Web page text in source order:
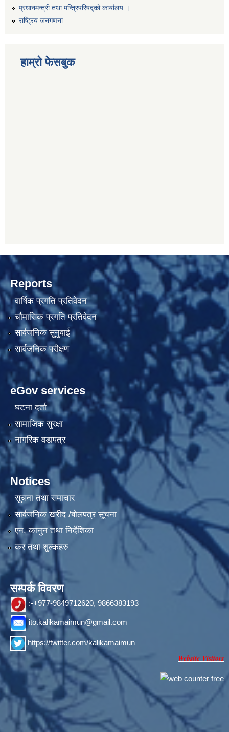
प्रधानमन्त्री तथा मन्त्रिपरिषद्को कार्यालय ।
राष्ट्रिय जनगणना
हाम्रो फेसबुक
Reports
वार्षिक प्रगति प्रतिवेदन
चौमासिक प्रगति प्रतिवेदन
सार्वजनिक सुनुवाई
सार्वजनिक परीक्षण
eGov services
घटना दर्ता
सामाजिक सुरक्षा
नागरिक वडापत्र
Notices
सूचना तथा समाचार
सार्वजनिक खरीद /बोलपत्र सूचना
एन, कानुन तथा निर्देशिका
कर तथा शुल्कहरु
सम्पर्क विवरण
:-+977-9849712620, 9866383193
ito.kalikamaimun@gmail.com
https://twitter.com/kalikamaimun
Website Visitors